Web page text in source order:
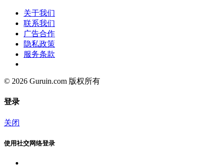
关于我们
联系我们
广告合作
隐私政策
服务条款
© 2026 Guruin.com 版权所有
登录
关闭
使用社交网络登录